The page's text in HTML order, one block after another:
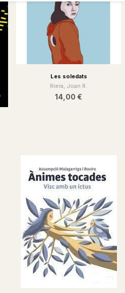
Les soledats
Riera, Joan R.
14,00 €